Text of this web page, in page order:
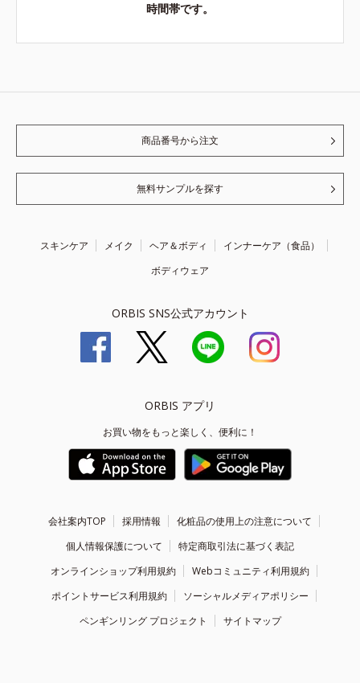
時間帯です。
商品番号から注文
無料サンプルを探す
スキンケア メイク ヘア＆ボディ
インナーケア（食品）
ボディウェア
ORBIS SNS公式アカウント
ORBIS アプリ
お買い物をもっと楽しく、便利に！
会社案内TOP 採用情報
化粧品の使用上の注意について
個人情報保護について
特定商取引法に基づく表記
オンラインショップ利用規約
Webコミュニティ利用規約
ポイントサービス利用規約
ソーシャルメディアポリシー
ペンギンリング プロジェクト
サイトマップ